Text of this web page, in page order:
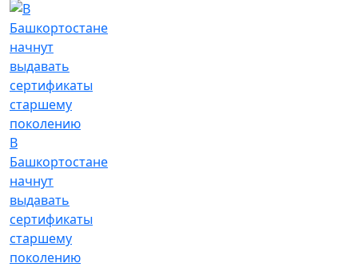
В
Башкортостане
начнут
выдавать
сертификаты
старшему
поколению